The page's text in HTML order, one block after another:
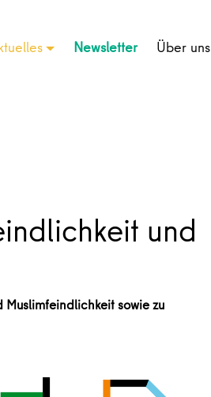
Newsletter Über uns
und
sowie zu